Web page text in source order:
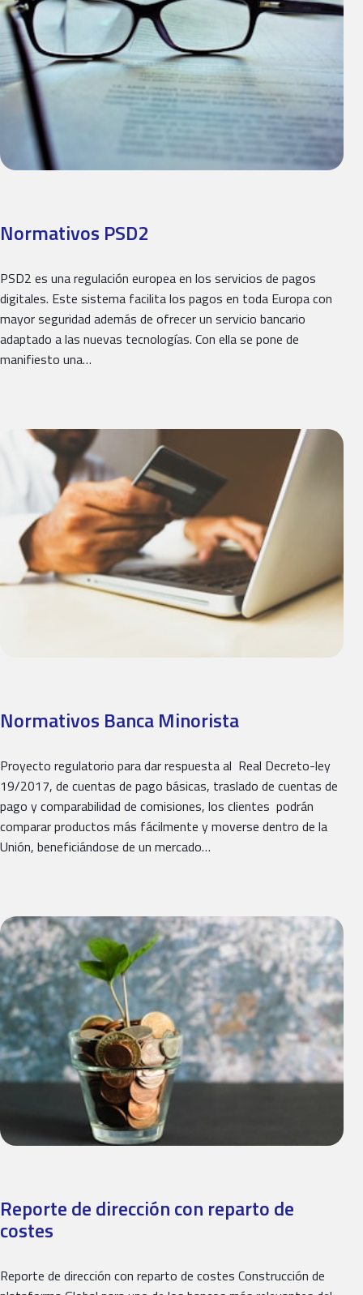
Normativos PSD2
PSD2 es una regulación europea en los servicios de pagos
digitales. Este sistema facilita los pagos en toda Europa con
mayor seguridad además de ofrecer un servicio bancario
adaptado a las nuevas tecnologías. Con ella se pone de
manifiesto una…
Normativos Banca Minorista
Proyecto regulatorio para dar respuesta al Real Decreto-ley
19/2017, de cuentas de pago básicas, traslado de cuentas de
pago y comparabilidad de comisiones, los clientes podrán
comparar productos más fácilmente y moverse dentro de la
Unión, beneficiándose de un mercado…
Reporte de dirección con reparto de
costes
Reporte de dirección con reparto de costes Construcción de